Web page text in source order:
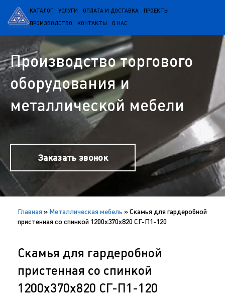
КАТАЛОГ УСЛУГИ ОПЛАТА И ДОСТАВКА ПРОЕКТЫ
ПРОИЗВОДСТВО КОНТАКТЫ О НАС
Производство торгового
оборудования и
металлической мебели
Заказать звонок
Главная » Металлическая мебель »Скамья для гардеробной
пристенная со спинкой 1200х370х820 СГ-П1-120
Скамья для гардеробной
пристенная со спинкой
1200х370х820 СГ-П1-120